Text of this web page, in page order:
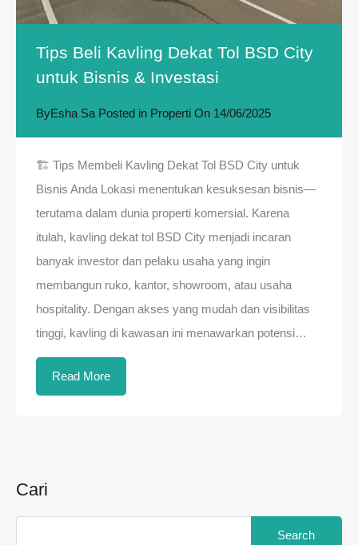
Tips Beli Kavling Dekat Tol BSD City
untuk Bisnis & Investasi
ByEsha Sa Posted in Properti On 14/06/2025
🏗️ Tips Membeli Kavling Dekat Tol BSD City untuk
Bisnis Anda Lokasi menentukan kesuksesan bisnis—
terutama dalam dunia properti komersial. Karena
itulah, kavling dekat tol BSD City menjadi incaran
banyak investor dan pelaku usaha yang ingin
membangun ruko, kantor, showroom, atau usaha
hospitality. Dengan akses yang mudah dan visibilitas
tinggi, kavling di kawasan ini menawarkan potensi…
Read More
Cari